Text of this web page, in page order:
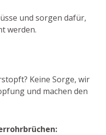
und sorgen dafür,
werden.
Keine Sorge, wir
und machen den